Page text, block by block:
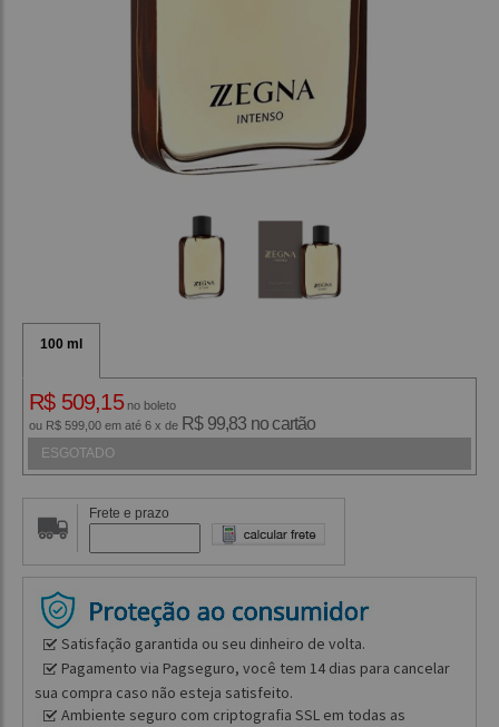
100 ml
R$ 509,15no boleto
ou R$ 599,00 em até 6 x de R$ 99,83 no cartão
ESGOTADO
Frete e prazo
Satisfação garantida ou seu dinheiro de volta.
Pagamento via Pagseguro, você tem 14 dias para cancelar
sua compra caso não esteja satisfeito.
Ambiente seguro com criptografia SSL em todas as